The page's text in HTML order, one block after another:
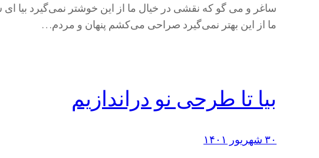
ساغر و می گو که نقشی در خیال ما از این خوشتر نمی‌گیرد بیا
ما از این بهتر نمی‌گیرد صراحی می‌کشم پنهان و مردم…
بیا تا طرحی نو دراندازیم
۳۰ شهریور ۱۴۰۱